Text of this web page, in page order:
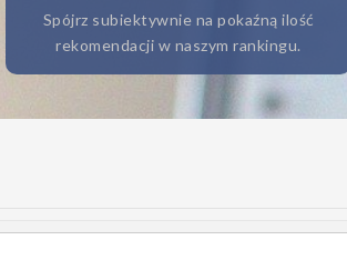
Spójrz subiektywnie na pokaźną ilość
rekomendacji w naszym rankingu.